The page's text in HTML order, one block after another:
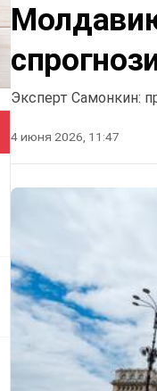
Эксперт Самонкин:
4 июня 2026, 11:47